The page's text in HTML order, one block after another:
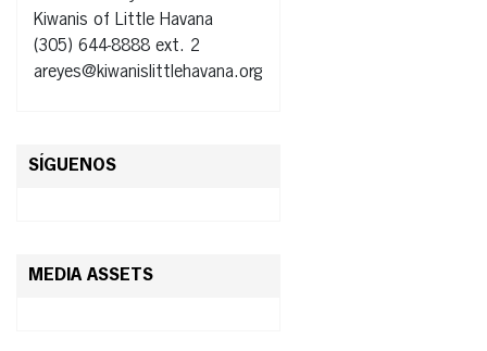
Kiwanis of Little Havana
(305) 644-8888 ext. 2
areyes@kiwanislittlehavana.org
SÍGUENOS
MEDIA ASSETS